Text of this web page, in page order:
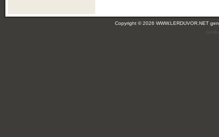
Copyright © 2026 WWW.LERDUVOR.NET